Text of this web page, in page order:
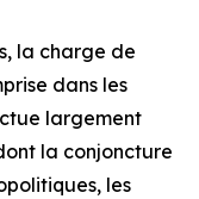
la charge de
dans les
largement
la conjoncture
les